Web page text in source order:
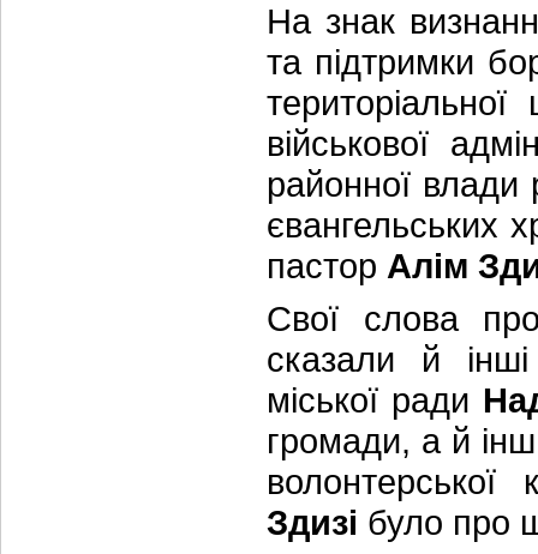
На знак
та підтримки
територіальної
військової
районної влади
євангельських
пастор Алім
Свої слова
сказали й
міської ради
громади, а й
Здизі було про